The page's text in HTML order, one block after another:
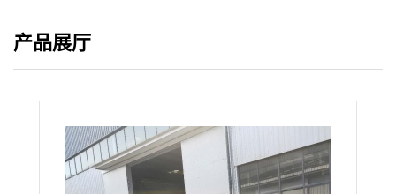
产品展厅